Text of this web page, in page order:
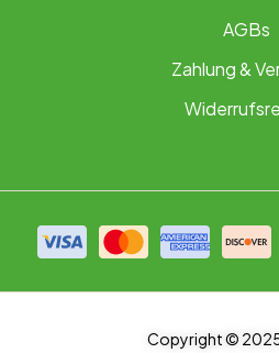
AGBs
Zahlung &
Copyright ©